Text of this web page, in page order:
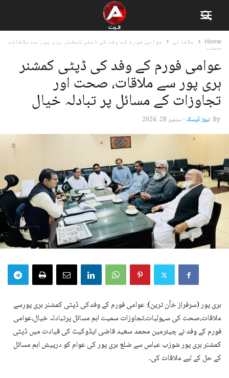
Home علاقائی
عوامی فورم کے وفد کی ڈپٹی کمشنر ہری پور سے ملاقات،
صحت...
عوامی فورم کے وفد کی ڈپٹی کمشنر
ہری پور سے ملاقات، صحت اور
تجاوزات کے مسائل پر تبادلہ خیال
By نیوز ڈیسک-ستمبر 28, 2024
ہری پور (سرفراز خآن ترین): عوامی فورم کے وفدکی ڈپٹی کمشنر ہری پورسے
ملاقات،صحت کی سہولیات،تجاوزات سمیت اہم مسائل پرتبادلہ خیال،عوامی
فورم کے وفد نے چیئرمین محمد سعید قاضی ایڈوکیٹ کی قیادت میں ڈپٹی
کمشنر ہری پور شوزب عباس سے ضلع ہری پور کی عوام کو درپیش اہم مسائل
کے حل کے لیے ملاقات کی۔